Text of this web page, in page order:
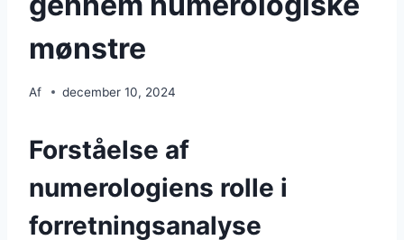
mønstre
Af december 10, 2024
Forståelse af
numerologiens rolle i
forretningsanalyse